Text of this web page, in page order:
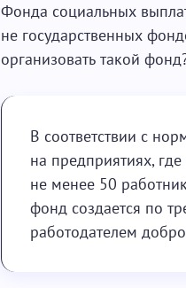
Фонда социальных
не государственных
организовать такой
В соответствии с
на предприятиях,
не менее 50
фонд создается по
работодателем